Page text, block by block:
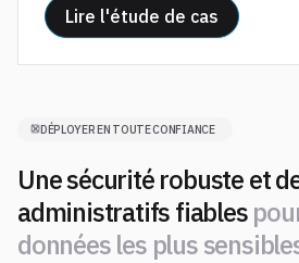
Lire l'étude de cas
DÉPLOYER EN TOUTE CONFIANCE
Une sécurité robuste et
administratifs fiables
données les plus